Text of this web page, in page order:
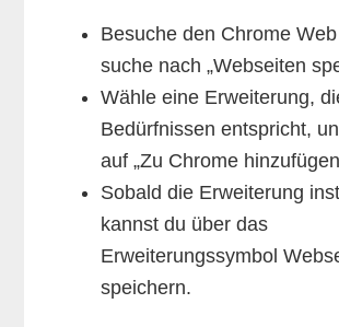
Besuche den Chrome
suche nach „Webseiten
Wähle eine Erweiterung,
Bedürfnissen entspricht,
auf „Zu Chrome
Sobald die Erweiterung
kannst du über das
Erweiterungssymbol
speichern.